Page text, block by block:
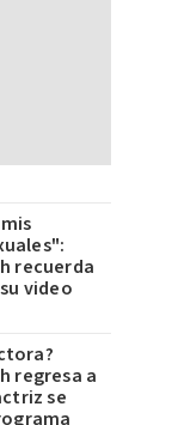
recuerda
video
regresa a
se